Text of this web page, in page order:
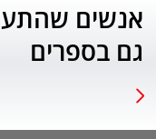
אנשים
גם בספרים